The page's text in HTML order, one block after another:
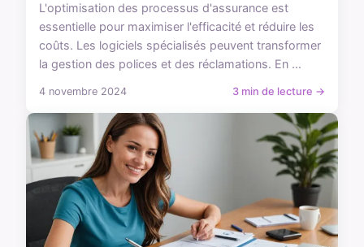
L'optimisation des processus d'assurance est
essentielle pour maximiser l'efficacité et réduire les
coûts. Les logiciels spécialisés peuvent transformer
la gestion des polices et des réclamations. En ...
4 novembre 2024 3 min de lecture →